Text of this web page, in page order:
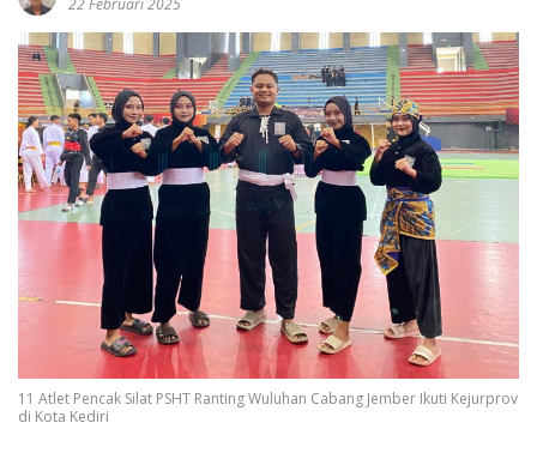
22 Februari 2025
11 Atlet Pencak Silat PSHT Ranting Wuluhan Cabang Jember Ikuti Kejurprov
di Kota Kediri